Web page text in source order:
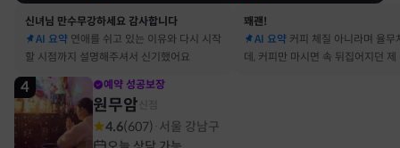
신녀님 만수무강하세요 감사합니다
AI 요약 연애를 쉬고 있는 이유와 다시 시작
할 시점까지 설명해주셔서 신기했어요
꽤괜!
AI 요약 커피 체질 아니라며 율무
데, 커피만 마시면 속 뒤집어지던 제
4 예약 성공보장
원무암
4.6(607) 서울 강남구